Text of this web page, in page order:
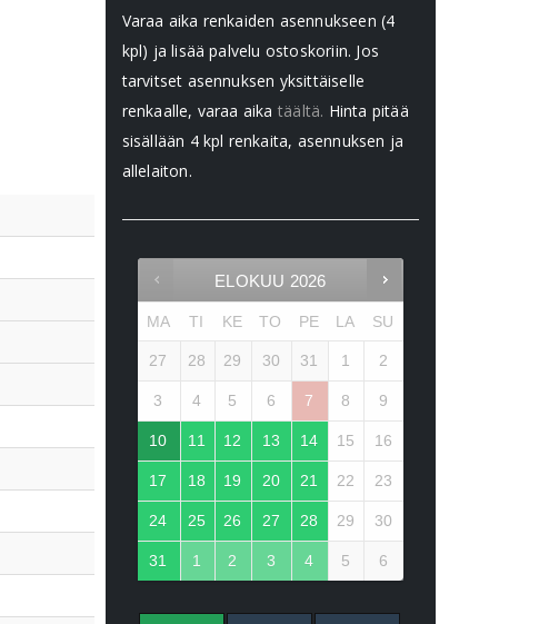
Varaa aika renkaiden asennukseen (4
kpl) ja lisää palvelu ostoskoriin. Jos
tarvitset asennuksen yksittäiselle
renkaalle, varaa aika täältä. Hinta pitää
sisällään 4 kpl renkaita, asennuksen ja
allelaiton.
ELOKUU 2026
MA TI KE TO PE LA SU
27 28 29 30 31 1 2
3 4 5 6 7 8 9
10 11 12 13 14 15 16
17 18 19 20 21 22 23
24 25 26 27 28 29 30
31 1 2 3 4 5 6